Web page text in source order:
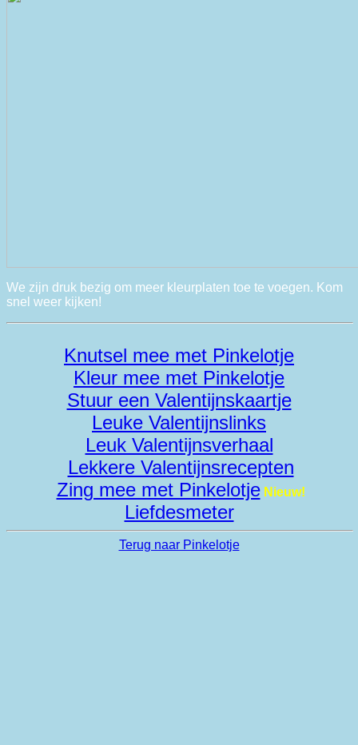
We zijn druk bezig om meer kleurplaten toe te voegen. Kom
snel weer kijken!
Knutsel mee met Pinkelotje
Kleur mee met Pinkelotje
Stuur een Valentijnskaartje
Leuke Valentijnslinks
Leuk Valentijnsverhaal
Lekkere Valentijnsrecepten
Zing mee met PinkelotjeNieuw!
Liefdesmeter
Terug naar Pinkelotje